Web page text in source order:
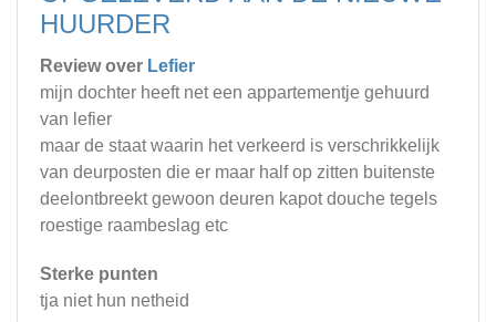
HUURDER
Review over Lefier
mijn dochter heeft net een appartementje gehuurd
van lefier
maar de staat waarin het verkeerd is verschrikkelijk
van deurposten die er maar half op zitten buitenste
deelontbreekt gewoon deuren kapot douche tegels
roestige raambeslag etc
Sterke punten
tja niet hun netheid